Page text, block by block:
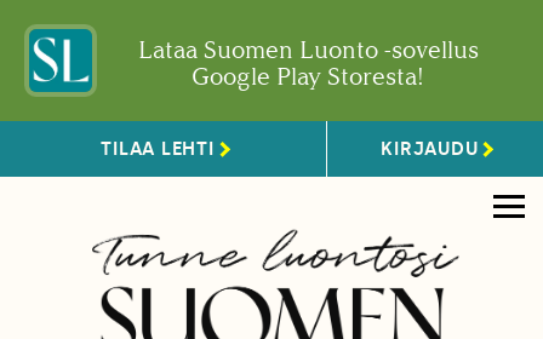
Lataa Suomen Luonto -sovellus
Google Play Storesta!
TILAA LEHTI KIRJAUDU